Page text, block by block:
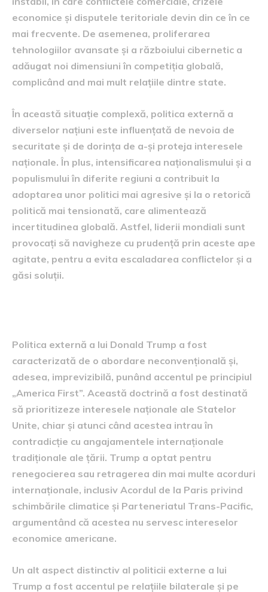
economice și disputele teritoriale devin din ce în ce
mai frecvente. De asemenea, proliferarea
tehnologiilor avansate și a războiului cibernetic a
adăugat noi dimensiuni în competiția globală,
complicând and mai mult relațiile dintre state.
În această situație complexă, politica externă a
diverselor națiuni este influențată de nevoia de
securitate și de dorința de a-și proteja interesele
naționale. În plus, intensificarea naționalismului și a
populismului în diferite regiuni a contribuit la
adoptarea unor politici mai agresive și la o retorică
politică mai tensionată, care alimentează
incertitudinea globală. Astfel, liderii mondiali sunt
provocați să navigheze cu prudență prin aceste ape
agitate, pentru a evita escaladarea conflictelor și a
găsi soluții.
Politica externă a lui Donald Trump a fost
caracterizată de o abordare neconvențională și,
adesea, imprevizibilă, punând accentul pe principiul
„America First”. Această doctrină a fost destinată
să prioritizeze interesele naționale ale Statelor
Unite, chiar și atunci când acestea intrau în
contradicție cu angajamentele internaționale
tradiționale ale țării. Trump a optat pentru
renegocierea sau retragerea din mai multe acorduri
internaționale, inclusiv Acordul de la Paris privind
schimbările climatice și Parteneriatul Trans-Pacific,
argumentând că acestea nu servesc intereselor
economice americane.
Un alt aspect distinctiv al politicii externe a lui
Trump a fost accentul pe relațiile bilaterale și pe